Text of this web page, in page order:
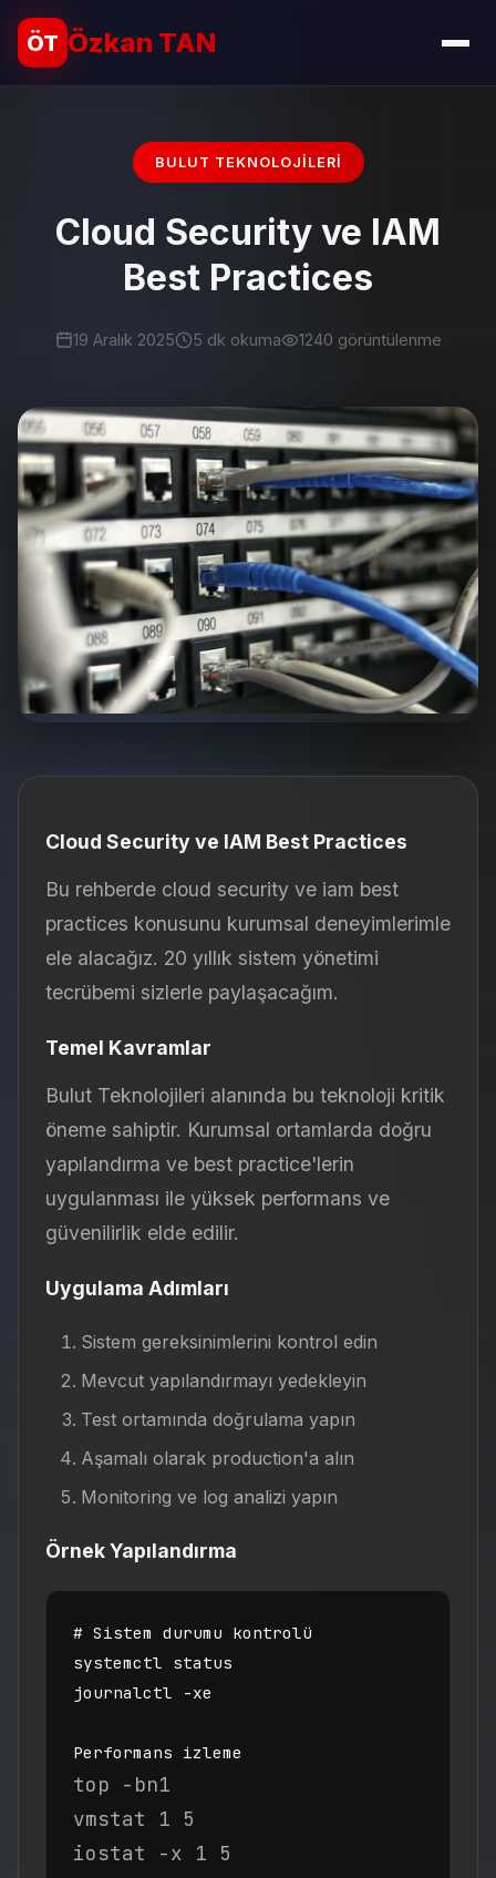
ÖT Özkan TAN
BULUT TEKNOLOJILERI
Cloud Security ve IAM
Best Practices
19 Aralık 2025 5 dk okuma 1240 görüntülenme
Cloud Security ve IAM Best Practices
Bu rehberde cloud security ve iam best
practices konusunu kurumsal deneyimlerimle
ele alacağız. 20 yıllık sistem yönetimi
tecrübemi sizlerle paylaşacağım.
Temel Kavramlar
Bulut Teknolojileri alanında bu teknoloji kritik
öneme sahiptir. Kurumsal ortamlarda doğru
yapılandırma ve best practice'lerin
uygulanması ile yüksek performans ve
güvenilirlik elde edilir.
Uygulama Adımları
Sistem gereksinimlerini kontrol edin
Mevcut yapılandırmayı yedekleyin
Test ortamında doğrulama yapın
Aşamalı olarak production'a alın
Monitoring ve log analizi yapın
Örnek Yapılandırma
# Sistem durumu kontrolü
systemctl status
journalctl -xe
Performans izleme
top -bn1
vmstat 1 5
iostat -x 1 5